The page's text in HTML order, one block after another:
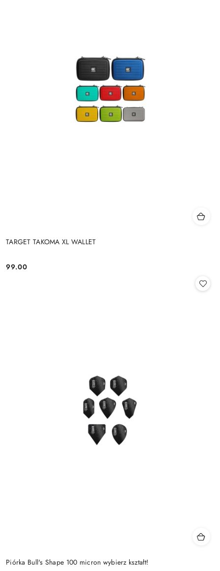
TARGET TAKOMA XL WALLET
Cena:
99.00
Piórka Bull's Shape 100 micron wybierz kształt!